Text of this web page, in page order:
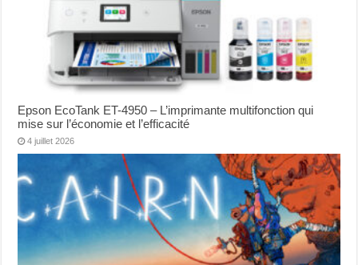
Epson EcoTank ET-4950 – L’imprimante multifonction qui
mise sur l’économie et l’efficacité
4 juillet 2026